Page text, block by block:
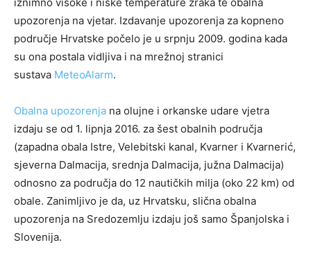
upozorenja na vjetar. Izdavanje upozorenja za kopneno
područje Hrvatske počelo je u srpnju 2009. godina kada
su ona postala vidljiva i na mrežnoj stranici
sustava MeteoAlarm.
Obalna upozorenja na olujne i orkanske udare vjetra
izdaju se od 1. lipnja 2016. za šest obalnih područja
(zapadna obala Istre, Velebitski kanal, Kvarner i Kvarnerić,
sjeverna Dalmacija, srednja Dalmacija, južna Dalmacija)
odnosno za područja do 12 nautičkih milja (oko 22 km) od
obale. Zanimljivo je da, uz Hrvatsku, slična obalna
upozorenja na Sredozemlju izdaju još samo Španjolska i
Slovenija.